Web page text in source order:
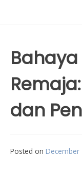
dan
Posted on December